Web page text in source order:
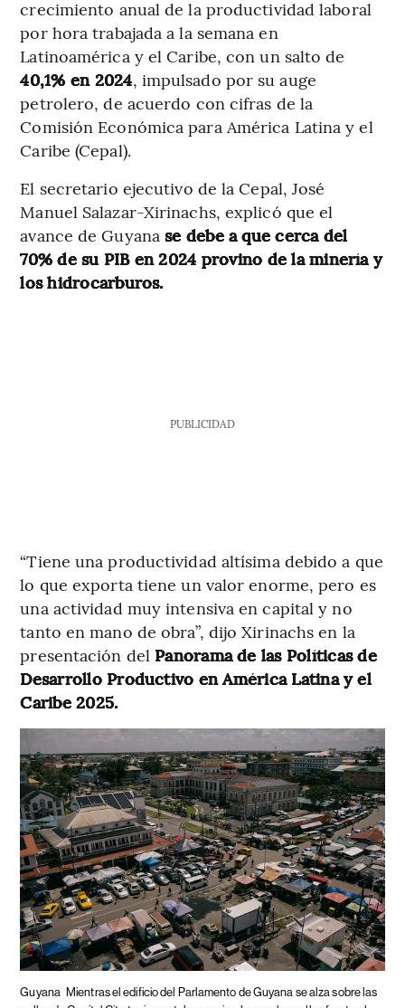
crecimiento anual de la productividad laboral
por hora trabajada a la semana en
Latinoamérica y el Caribe, con un salto de
40,1% en 2024, impulsado por su auge
petrolero, de acuerdo con cifras de la
Comisión Económica para América Latina y el
Caribe (Cepal).
El secretario ejecutivo de la Cepal, José
Manuel Salazar-Xirinachs, explicó que el
avance de Guyanase debe a que cerca del
70% de su PIB en 2024 provino de la minería y
los hidrocarburos.
PUBLICIDAD
“Tiene una productividad altísima debido a que
lo que exporta tiene un valor enorme, pero es
una actividad muy intensiva en capital y no
tanto en mano de obra”, dijo Xirinachs en la
presentación del Panorama de las Políticas de
Desarrollo Productivo en América Latina y el
Caribe 2025.
Guyana Mientras el edificio del Parlamento de Guyana se alza sobre las